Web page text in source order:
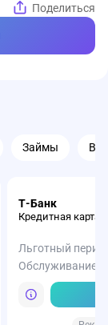
Поделиться
Займы
Т-Банк
Кредитная карта
Льготный
Обслуживание